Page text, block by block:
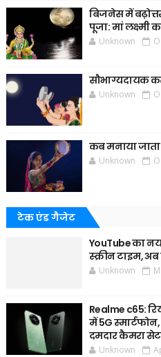
बिजनेस में
पूजा: मां लक्ष्मी
Unknown
सौभाग्यदायक
Unknown
कब मनाया जाता
Unknown
टेक एंड गैजेट
YouTube का
स्क्रीन टाइम,
Unknown
Realme c65:
में 5G
दमदार कैमरा
Unknown